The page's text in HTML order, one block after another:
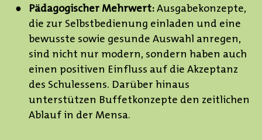
Pädagogischer Mehrwert:Ausgabekonzepte,
die zur Selbstbedienung einladen und eine
bewusste sowie gesunde Auswahl anregen,
sind nicht nur modern, sondern haben auch
einen positiven Einfluss auf die Akzeptanz
des Schulessens. Darüber hinaus
unterstützen Buffetkonzepte den zeitlichen
Ablauf in der Mensa.